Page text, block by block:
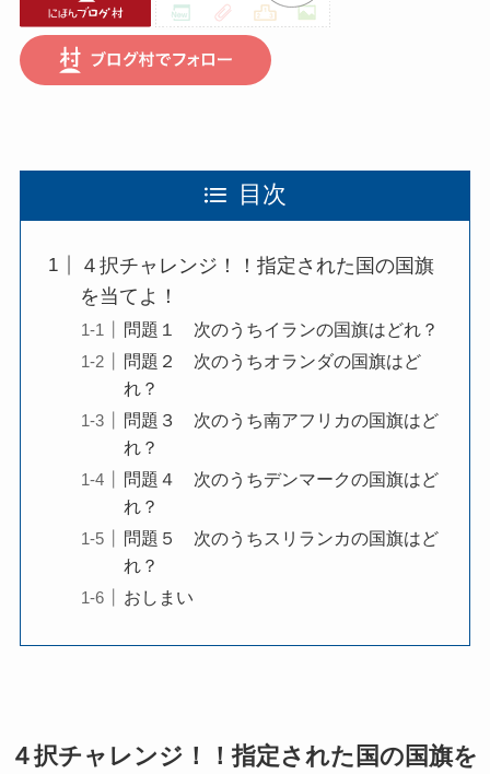
目次
４択チャレンジ！！指定された国の国旗
を当てよ！
問題１ 次のうちイランの国旗はどれ？
問題２ 次のうちオランダの国旗はど
れ？
問題３ 次のうち南アフリカの国旗はど
れ？
問題４ 次のうちデンマークの国旗はど
れ？
問題５ 次のうちスリランカの国旗はど
れ？
おしまい
４択チャレンジ！！指定された国の国旗を